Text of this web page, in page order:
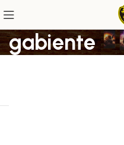
gabiente